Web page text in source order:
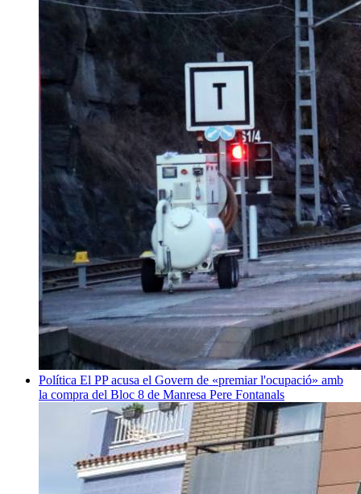
Política El PP acusa el Govern de «premiar l'ocupació» amb
la compra del Bloc 8 de Manresa Pere Fontanals